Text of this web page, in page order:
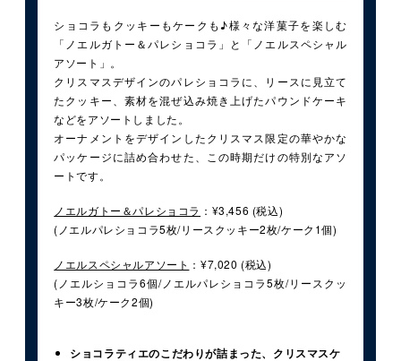
ショコラもクッキーもケークも♪様々な洋菓子を楽しむ
「ノエルガトー＆パレショコラ」と「ノエルスペシャル
アソート」。
クリスマスデザインのパレショコラに、リースに見立て
たクッキー、素材を混ぜ込み焼き上げたパウンドケーキ
などをアソートしました。
オーナメントをデザインしたクリスマス限定の華やかな
パッケージに詰め合わせた、この時期だけの特別なアソ
ートです。
ノエルガトー＆パレショコラ ：¥3,456 (税込)
(ノエルパレショコラ5枚/リースクッキー2枚/ケーク1個)
ノエルスペシャルアソート ：¥7,020 (税込)
(ノエルショコラ6個/ノエルパレショコラ5枚/リースクッ
キー3枚/ケーク2個)
ショコラティエのこだわりが詰まった、クリスマスケ